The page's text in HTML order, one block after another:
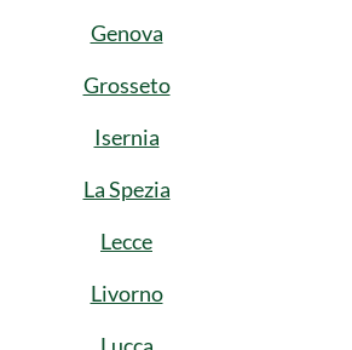
Genova
Grosseto
Isernia
La Spezia
Lecce
Livorno